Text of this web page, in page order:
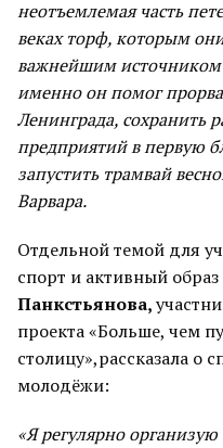
неотъемлемая часть
веках торф, которым
важнейшим источником
именно он помог
Ленинграда, сохранить
предприятий в первую
запустить трамвай
Варвара.
Отдельной темой для
спорт и активный
Панкстьянова,
проекта «Больше, чем
столицу»,рассказала о
молодёжи:
«Я регулярно